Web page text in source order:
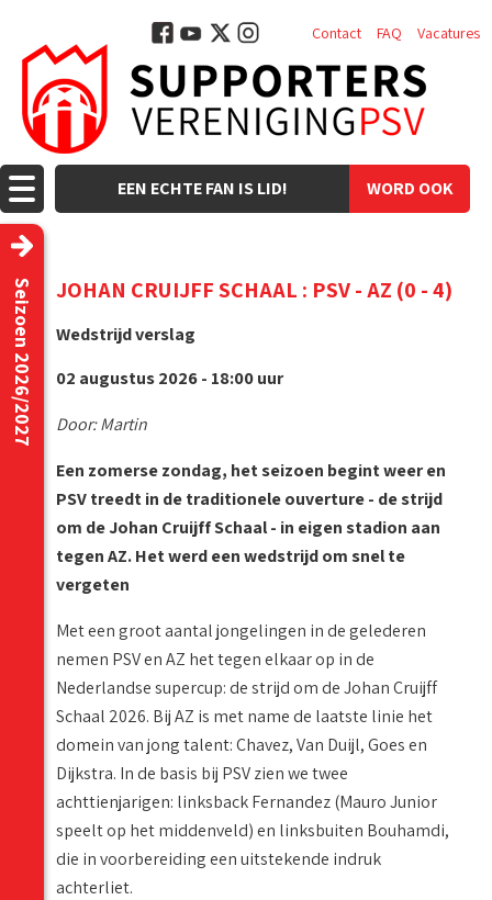
WORD OOK
EEN ECHTE FAN IS LID!
Contact FAQ Vacatures
Seizoen 2026/2027 JOHAN CRUIJFF SCHAAL : PSV - AZ (0 - 4)
Wedstrijd verslag
02 augustus 2026 - 18:00 uur
Door: Martin
Een zomerse zondag, het seizoen begint weer en
PSV treedt in de traditionele ouverture - de strijd
om de Johan Cruijff Schaal - in eigen stadion aan
tegen AZ. Het werd een wedstrijd om snel te
vergeten
Met een groot aantal jongelingen in de gelederen
nemen PSV en AZ het tegen elkaar op in de
Nederlandse supercup: de strijd om de Johan Cruijff
Schaal 2026. Bij AZ is met name de laatste linie het
domein van jong talent: Chavez, Van Duijl, Goes en
Dijkstra. In de basis bij PSV zien we twee
achttienjarigen: linksback Fernandez (Mauro Junior
speelt op het middenveld) en linksbuiten Bouhamdi,
die in voorbereiding een uitstekende indruk
achterliet.